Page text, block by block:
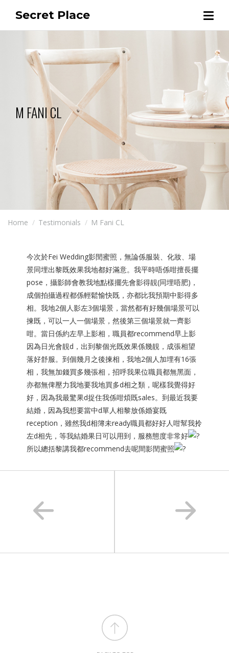
Secret Place
M FANI CL
Home Testimonials M Fani CL
今次於Fei Wedding影閏蜜照，無論係服裝、化妝、場
景同埋出黎既效果我地都好滿意。我平時唔係咁擅長擺
pose，攝影師會教我地點樣擺先會影得靚(同埋唔肥)，
成個拍攝過程都係輕鬆愉快既，亦都比我預期中影得多
相。我地2個人影左3個場景，當然都有好幾個場景可以
揀既，可以一人一個場景，然後第三個場景就一齊影
咁。當日係約左早上影相，職員都recommend早上影
因為日光會靚d，出到黎個光既效果係幾靚，成張相望
落好舒服。到個幾月之後揀相，我地2個人加埋有16張
相，我無加錢買多幾張相，招呼我果位職員都無黑面，
亦都無俾壓力我地要我地買多d相之類，呢樣我覺得好
好，因為我最驚果d捉住我係咁煩既sales。到最近我要
結婚，因為我想要當中d單人相黎放係婚宴既
reception，雖然我d相簿未ready職員都好好人咁幫我拎
左d相先，等我結婚果日可以用到，服務態度非常好
所以總括黎講我都recommend去呢間影閏蜜照